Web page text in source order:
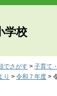
学校
でさがす > 子育て
り > 令和７年度 >